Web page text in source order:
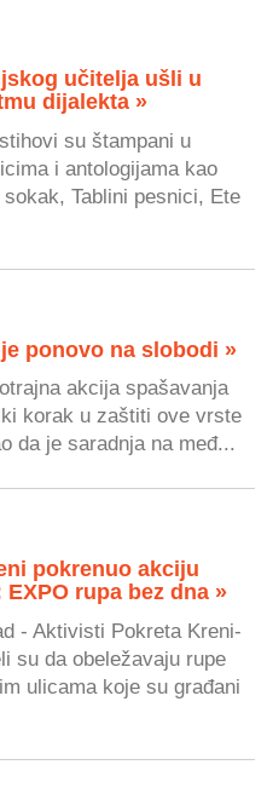
učitelja ušli u
dijalekta »
su štampani u
i antologijama kao
Tablini pesnici, Ete
ponovo na slobodi »
akcija spašavanja
korak u zaštiti ove vrste
da je saradnja na međ...
pokrenuo akciju
rupa bez dna »
- Aktivisti Pokreta Kreni-
su da obeležavaju rupe
ulicama koje su građani